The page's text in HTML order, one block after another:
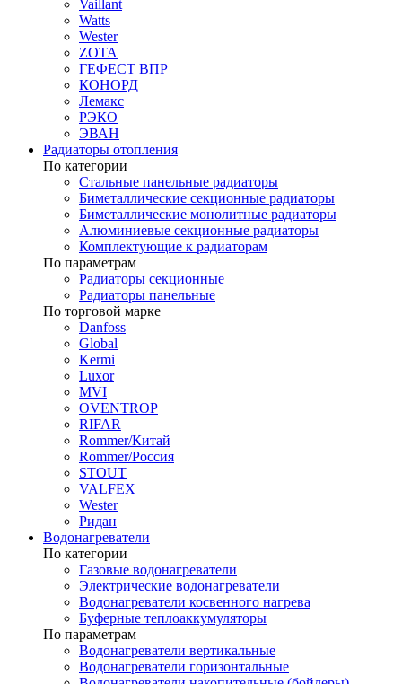
Vaillant
Watts
Wester
ZOTA
ГЕФЕСТ ВПР
КОНОРД
Лемакс
РЭКО
ЭВАН
Радиаторы отопления
По категории
Стальные панельные радиаторы
Биметаллические секционные радиаторы
Биметаллические монолитные радиаторы
Алюминиевые секционные радиаторы
Комплектующие к радиаторам
По параметрам
Радиаторы секционные
Радиаторы панельные
По торговой марке
Danfoss
Global
Kermi
Luxor
MVI
OVENTROP
RIFAR​
Rommer/Китай
Rommer/Россия
STOUT
VALFEX
Wester
Ридан
Водонагреватели
По категории
Газовые водонагреватели
Электрические водонагреватели
Водонагреватели косвенного нагрева
Буферные теплоаккумуляторы
По параметрам
Водонагреватели вертикальные
Водонагреватели горизонтальные